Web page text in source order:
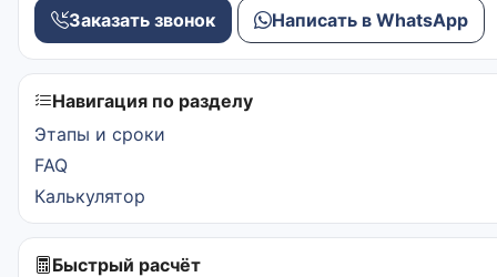
Заказать звонок Написать в WhatsApp
Навигация по разделу
Этапы и сроки
FAQ
Калькулятор
Быстрый расчёт